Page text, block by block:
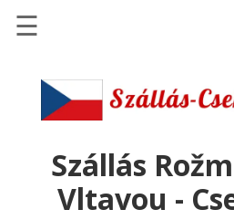
Szállások
Szállásinfo.eu
Repülőjegy
pénzvisszatérítéssel
☰
Szállás
Vltavou -